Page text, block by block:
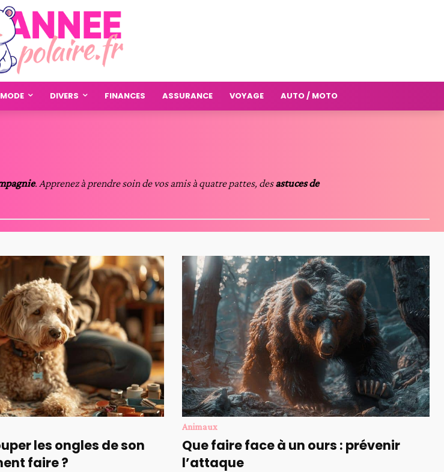
MODE DIVERS FINANCES ASSURANCE VOYAGE AUTO / MOTO
. Apprenez à prendre soin de vos amis à quatre pattes, desastuces de
les ongles de son
faire ?
Animaux
Que faire face à un ours : prévenir
l’attaque